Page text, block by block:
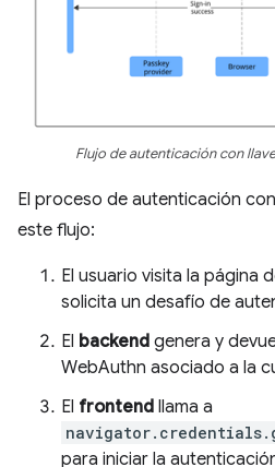
Flujo de autenticación con
El proceso de autenticación
este flujo:
El usuario visita la página
solicita un desafío de
El backend genera y
WebAuthn asociado a la
El frontend llama a
para iniciar la